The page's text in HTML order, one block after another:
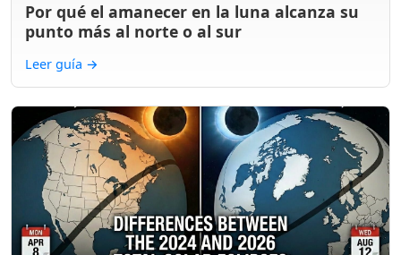
Por qué el amanecer en la luna alcanza su
punto más al norte o al sur
Leer guía →